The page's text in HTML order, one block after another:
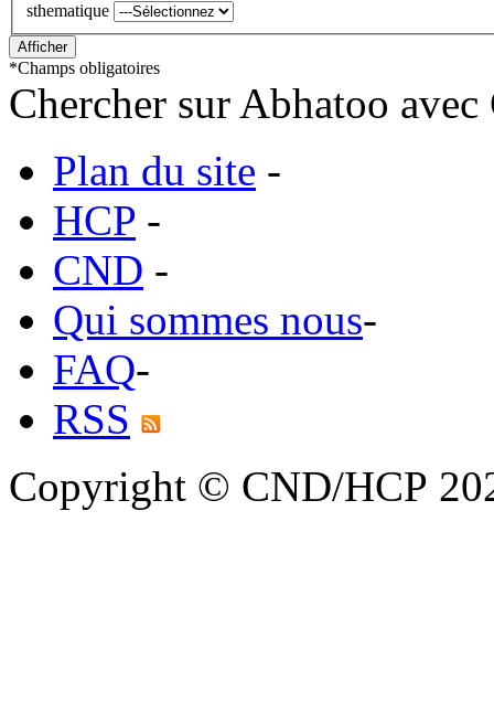
sthematique
*Champs obligatoires
Chercher sur Abhatoo
Plan du site -
HCP -
CND -
Qui sommes nous-
FAQ-
RSS
Copyright © CND/HCP